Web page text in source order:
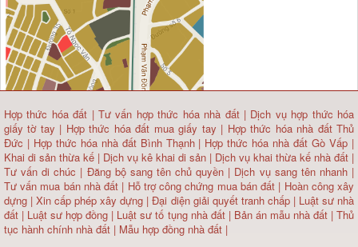
Hợp thức hóa đất |Tư vấn hợp thức hóa nhà đất| Dịch vụ hợp thức hóa
giấy tờ tay | Hợp thức hóa đất mua giấy tay | Hợp thức hóa nhà đất Thủ
Đức | Hợp thức hóa nhà đất Bình Thạnh | Hợp thức hóa nhà đất Gò Vấp |
Khai di sản thừa kế | Dịch vụ kê khai di sản | Dịch vụ khai thừa kế nhà đất |
Tư vấn di chúc | Đăng bộ sang tên chủ quyền | Dịch vụ sang tên nhanh |
Tư vấn mua bán nhà đất | Hỗ trợ công chứng mua bán đất | Hoàn công xây
dựng | Xin cấp phép xây dựng |Đại diện giải quyết tranh chấp | Luật sư nhà
đất | Luật sư hợp đồng | Luật sư tố tụng nhà đất | Bản án mẫu nhà đất|Thủ
tục hành chính nhà đất | Mẫu hợp đồng nhà đất |